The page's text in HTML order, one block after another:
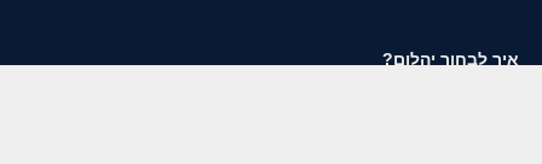
איך לבחור יהלום?